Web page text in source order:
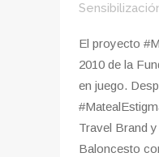
El proyecto
2010 de la
en juego.
Travel Brand
Baloncesto